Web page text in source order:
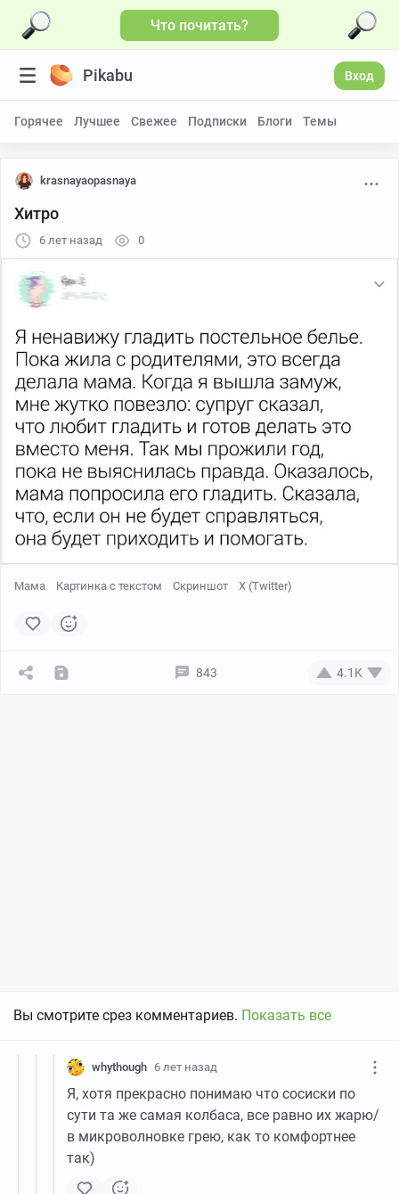
Что почитать?
Pikabu Вход
Горячее Лучшее Свежее Подписки Блоги Темы
krasnayaopasnaya
Хитро
6 лет назад 0
Мама Картинка с текстом Скриншот X (Twitter)
843 4.1K
Вы смотрите срез комментариев. Показать все
whythough 6 лет назад
Я, хотя прекрасно понимаю что сосиски по
сути та же самая колбаса, все равно их жарю/
в микроволновке грею, как то комфортнее
так)